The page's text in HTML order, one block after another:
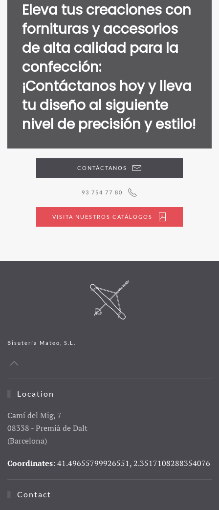
Eleva tus creaciones con
fornituras y accesorios
de alta calidad para la
confección:
¡Contáctanos hoy y lleva
tu diseño al siguiente
nivel de precisión y estilo!
CONTÁCTANOS
93 754 77 80
VISITA NUESTROS CATÁLOGOS
Bisutería Mateo, S.L.
Location
Camí del Mig, 7
08338 - Premià de Dalt
(Barcelona)
Coordinates: 41.49655799926551, 2.3517108288354076
Contact